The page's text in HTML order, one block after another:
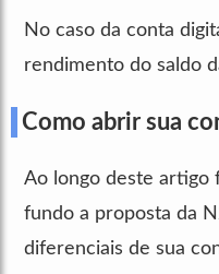
No caso da conta
rendimento do saldo
Como abrir sua
Ao longo deste artigo
fundo a proposta da
diferenciais de sua